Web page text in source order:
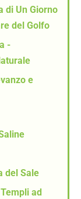
di Un Giorno
del Golfo
-
e
del Sale
ad